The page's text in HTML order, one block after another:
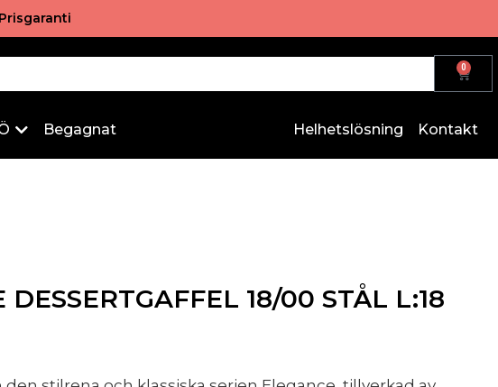
Prisgaranti
0
Begagnat Helhetslösning Kontakt
DESSERTGAFFEL 18/00 STÅL L:18